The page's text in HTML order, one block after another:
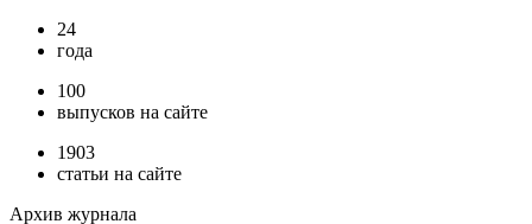
24
года
100
выпусков на сайте
1903
статьи на сайте
Архив журнала